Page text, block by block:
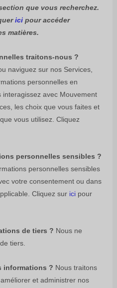
que vous recherchez.
ici pour accéder
matières.
traitons-nous ?
naviguez sur nos Services,
personnelles en
interagissez avec Mouvement
les choix que vous faites et
vous utilisez. Cliquez
personnelles sensibles ?
personnelles sensibles
votre consentement ou dans
Cliquez sur ici pour
de tiers ? Nous ne
tiers.
informations ? Nous traitons
et administrer nos